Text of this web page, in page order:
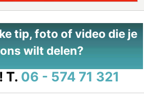
tip, foto of video die je
wilt delen?
T. 06 - 574 71 321